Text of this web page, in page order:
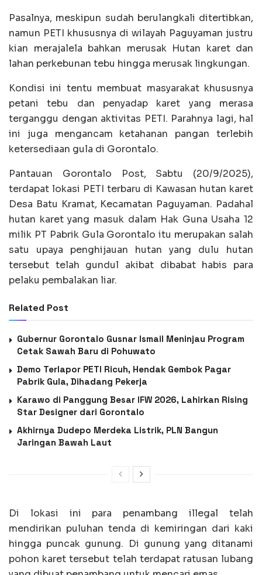
Pasalnya, meskipun sudah berulangkali ditertibkan,
namun PETI khususnya di wilayah Paguyaman justru
kian merajalela bahkan merusak Hutan karet dan
lahan perkebunan tebu hingga merusak lingkungan.
Kondisi ini tentu membuat masyarakat khususnya
petani tebu dan penyadap karet yang merasa
terganggu dengan aktivitas PETI. Parahnya lagi, hal
ini juga mengancam ketahanan pangan terlebih
ketersediaan gula di Gorontalo.
Pantauan Gorontalo Post, Sabtu (20/9/2025),
terdapat lokasi PETI terbaru di Kawasan hutan karet
Desa Batu Kramat, Kecamatan Paguyaman. Padahal
hutan karet yang masuk dalam Hak Guna Usaha 12
milik PT Pabrik Gula Gorontalo itu merupakan salah
satu upaya penghijauan hutan yang dulu hutan
tersebut telah gundul akibat dibabat habis para
pelaku pembalakan liar.
Related Post
Gubernur Gorontalo Gusnar Ismail Meninjau Program
Cetak Sawah Baru di Pohuwato
Demo Terlapor PETI Ricuh, Hendak Gembok Pagar
Pabrik Gula, Dihadang Pekerja
Karawo di Panggung Besar IFW 2026, Lahirkan Rising
Star Designer dari Gorontalo
Akhirnya Dudepo Merdeka Listrik, PLN Bangun
Jaringan Bawah Laut
Di lokasi ini para penambang illegal telah
mendirikan puluhan tenda di kemiringan dari kaki
hingga puncak gunung. Di gunung yang ditanami
pohon karet tersebut telah terdapat ratusan lubang